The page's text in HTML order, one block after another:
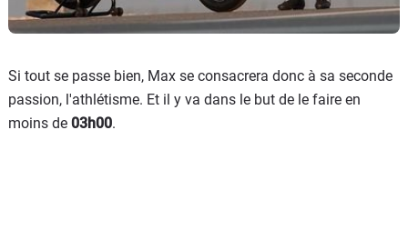
Si tout se passe bien, Max se consacrera donc à sa seconde
passion, l'athlétisme. Et il y va dans le but de le faire en
moins de 03h00.